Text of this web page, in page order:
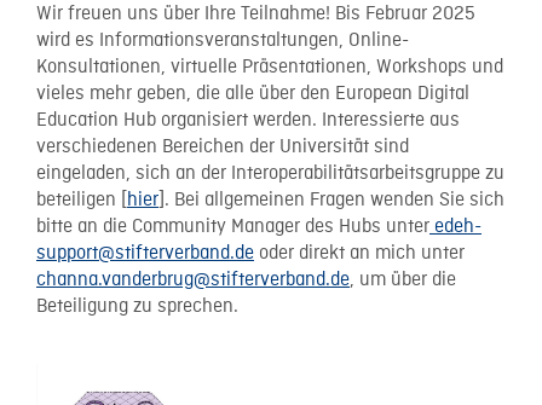
Wir freuen uns über Ihre Teilnahme! Bis Februar 2025
wird es Informationsveranstaltungen, Online-
Konsultationen, virtuelle Präsentationen, Workshops und
vieles mehr geben, die alle über den European Digital
Education Hub organisiert werden. Interessierte aus
verschiedenen Bereichen der Universität sind
eingeladen, sich an der Interoperabilitätsarbeitsgruppe zu
beteiligen [ hier ]. Bei allgemeinen Fragen wenden Sie sich
bitte an die Community Manager des Hubs unter edeh-
support@stifterverband.de oder direkt an mich unter
channa.vanderbrug@stifterverband.de, um über die
Beteiligung zu sprechen.